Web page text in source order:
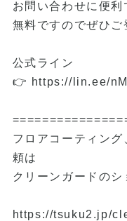
お問い合わせに便利
無料ですのでぜひご
公式ライン
👉 https://lin.ee/
フロアコーティン
頼は
クリーンガードのシ
https://tsuku2.jp/